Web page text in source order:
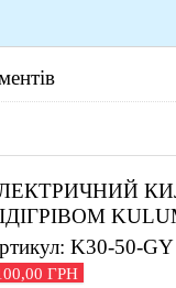
K30-50-GY
ГРН